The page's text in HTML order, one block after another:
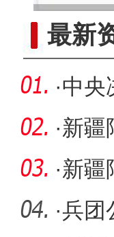
最新
·中央
·新疆
·新疆
可及
·兵团